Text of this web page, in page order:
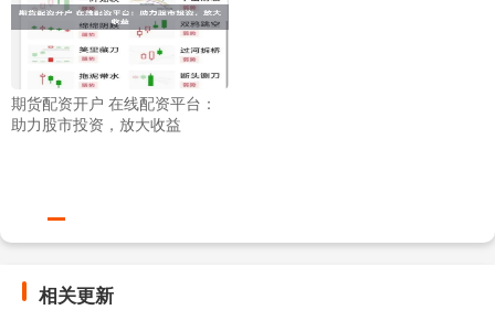
期货配资开户 在线配资平台：
助力股市投资，放大收益
相关更新